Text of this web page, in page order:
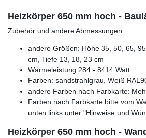
Heizkörper 650 mm hoch -
Zubehör und andere Abmessungen:
andere Größen: Höhe 35, 50, 65,
cm, Tiefe 13, 18, 23 cm
Wärmeleistung 284 - 8414 Watt
Farben: sandstrahlgrau, Weiß
andere Farben nach Farbkarte:
Farben nach Farbkarte bitte vom
unten links unter "Hinweise und
Heizkörper 650 mm hoch -